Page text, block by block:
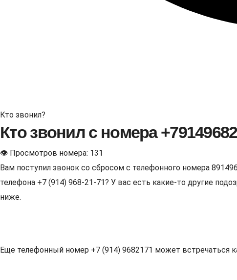
Кто звонил?
Кто звонил с номера
👁 Просмотров номера: 131
Вам поступил звонок со сбросом с телефонного номера
телефона +7 (914) 968-21-71? У вас есть какие-то другие
ниже.
Еще телефонный номер +7 (914) 9682171 может встречаться